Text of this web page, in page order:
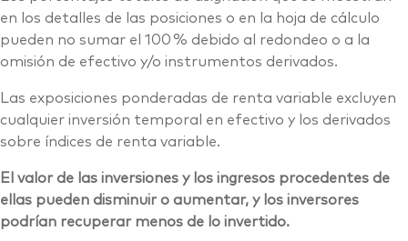
en los detalles de las posiciones o en la hoja de cálculo
pueden no sumar el 100 % debido al redondeo o a la
omisión de efectivo y/o instrumentos derivados.
Las exposiciones ponderadas de renta variable excluyen
cualquier inversión temporal en efectivo y los derivados
sobre índices de renta variable.
El valor de las inversiones y los ingresos procedentes de
ellas pueden disminuir o aumentar, y los inversores
podrían recuperar menos de lo invertido.